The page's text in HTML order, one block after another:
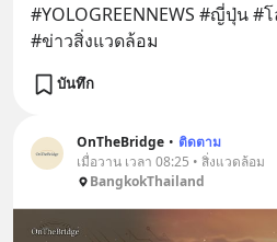
#YOLOGREENNEWS #ญี่ปุ่น
#ข่าวสิ่งแวดล้อม
บันทึก
OnTheBridge • ติดตาม
เมื่อวาน เวลา 08:25 • สิ่งแวดล้อม
BangkokThailand